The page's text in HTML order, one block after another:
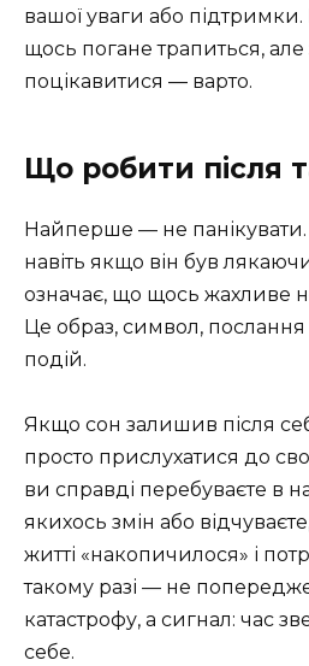
вашої уваги або підтримки.
щось погане трапиться, але
поцікавитися — варто.
Що робити після
Найперше — не
навіть якщо він був
означає, що щось жахливе
Це образ, символ,
подій.
Якщо сон залишив після
просто прислухатися до
ви справді перебуваєте в
якихось змін або
житті «накопичилося» і
такому разі — не
катастрофу, а сигнал: час
себе.